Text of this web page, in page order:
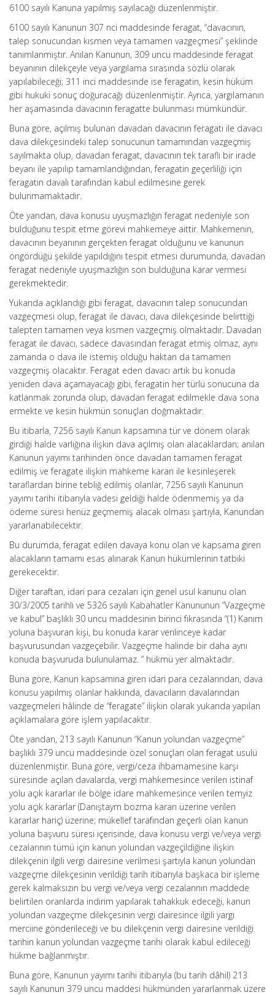
6100 sayılı Kanuna yapılmış sayılacağı düzenlenmiştir.
6100 sayılı Kanunun 307 nci maddesinde feragat, “davacının,
talep sonucundan kısmen veya tamamen vazgeçmesi” şeklinde
tanımlanmıştır. Anılan Kanunun, 309 uncu maddesinde feragat
beyanının dilekçeyle veya yargılama sırasında sözlü olarak
yapılabileceği; 311 inci maddesinde ise feragatin, kesin hüküm
gibi hukuki sonuç doğuracağı düzenlenmiştir. Ayrıca, yargılamanın
her aşamasında davacının feragatte bulunması mümkündür.
Buna göre, açılmış bulunan davadan davacının feragati ile davacı
dava dilekçesindeki talep sonucunun tamamından vazgeçmiş
sayılmakta olup, davadan feragat, davacının tek taraflı bir irade
beyanı ile yapılıp tamamlandığından, feragatin geçerliliği için
feragatin davalı tarafından kabul edilmesine gerek
bulunmamaktadır.
Öte yandan, dava konusu uyuşmazlığın feragat nedeniyle son
bulduğunu tespit etme görevi mahkemeye aittir. Mahkemenin,
davacının beyanının gerçekten feragat olduğunu ve kanunun
öngördüğü şekilde yapıldığını tespit etmesi durumunda, davadan
feragat nedeniyle uyuşmazlığın son bulduğuna karar vermesi
gerekmektedir.
Yukarıda açıklandığı gibi feragat, davacının talep sonucundan
vazgeçmesi olup, feragat ile davacı, dava dilekçesinde belirttiği
talepten tamamen veya kısmen vazgeçmiş olmaktadır. Davadan
feragat ile davacı, sadece davasından feragat etmiş olmaz, aynı
zamanda o dava ile istemiş olduğu haktan da tamamen
vazgeçmiş olacaktır. Feragat eden davacı artık bu konuda
yeniden dava açamayacağı gibi, feragatin her türlü sonucuna da
katlanmak zorunda olup, davadan feragat edilmekle dava sona
ermekte ve kesin hükmün sonuçlan doğmaktadır.
Bu itibarla, 7256 sayılı Kanun kapsamına tür ve dönem olarak
girdiği halde varlığına ilişkin dava açılmış olan alacaklardan; anılan
Kanunun yayımı tarihinden önce davadan tamamen feragat
edilmiş ve feragate ilişkin mahkeme kararı ile kesinleşerek
taraflardan birine tebliğ edilmiş olanlar, 7256 sayılı Kanunun
yayımı tarihi itibarıyla vadesi geldiği halde ödenmemiş ya da
ödeme süresi henüz geçmemiş alacak olması şartıyla, Kanundan
yararlanabilecektir.
Bu durumda, feragat edilen davaya konu olan ve kapsama giren
alacakların tamamı esas alınarak Kanun hükümlerinin tatbiki
gerekecektir.
Diğer taraftan, idari para cezaları için genel usul kanunu olan
30/3/2005 tarihli ve 5326 sayılı Kabahatler Kanununun “Vazgeçme
ve kabul” başlıklı 30 uncu maddesinin birinci fıkrasında “(1) Kanım
yoluna başvuran kişi, bu konuda karar verilinceye kadar
başvurusundan vazgeçebilir. Vazgeçme halinde bir daha aynı
konuda başvuruda bulunulamaz. ” hükmü yer almaktadır.
Buna göre, Kanun kapsamına giren idari para cezalarından, dava
konusu yapılmış olanlar hakkında, davacıların davalarından
vazgeçmeleri hâlinde de “feragate” ilişkin olarak yukarıda yapılan
açıklamalara göre işlem yapılacaktır.
Öte yandan, 213 sayılı Kanunun “Kanun yolundan vazgeçme”
başlıklı 379 uncu maddesinde özel sonuçları olan feragat usulü
düzenlenmiştir. Buna göre, vergi/ceza ihbarnamesine karşı
süresinde açılan davalarda, vergi mahkemesince verilen istinaf
yolu açık kararlar ile bölge idare mahkemesince verilen temyiz
yolu açık kararlar (Danıştaym bozma kararı üzerine verilen
kararlar hariç) üzerine; mükellef tarafından geçerli olan kanun
yoluna başvuru süresi içerisinde, dava konusu vergi ve/veya vergi
cezalarının tümü için kanun yolundan vazgeçildiğine ilişkin
dilekçenin ilgili vergi dairesine verilmesi şartıyla kanun yolundan
vazgeçme dilekçesinin verildiği tarih itibarıyla başkaca bir işleme
gerek kalmaksızın bu vergi ve/veya vergi cezalarının maddede
belirtilen oranlarda indirim yapılarak tahakkuk edeceği, kanun
yolundan vazgeçme dilekçesinin vergi dairesince ilgili yargı
merciine gönderileceği ve bu dilekçenin vergi dairesine verildiği
tarihin kanun yolundan vazgeçme tarihi olarak kabul edileceği
hükme bağlanmıştır.
Buna göre, Kanunun yayımı tarihi itibarıyla (bu tarih dâhil) 213
sayılı Kanunun 379 uncu maddesi hükmünden yararlanmak üzere